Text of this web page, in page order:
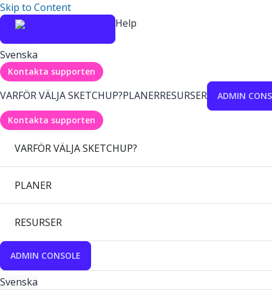
Skip to Content
Help
Svenska
Kontakta supporten
VARFÖR VÄLJA SKETCHUP?PLANERRESURSER ADMIN
Kontakta supporten
VARFÖR VÄLJA SKETCHUP?
PLANER
RESURSER
ADMIN CONSOLE
Svenska